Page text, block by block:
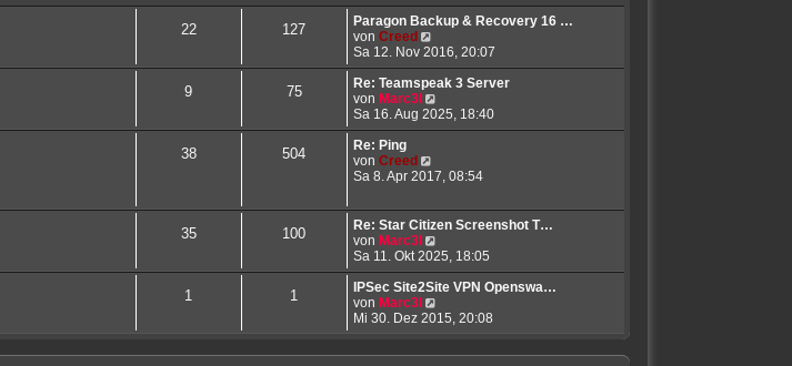
22 127
Paragon Backup & Recovery 16 …
von Creed
e
u
e
s
t
e
e
t
r
a
g
Sa 12. Nov 2016, 20:07
9 75
Re: Teamspeak 3 Server
von Marc3l
e
u
t
r
B
i
t
r
g
Sa 16. Aug 2025, 18:40
38 504
Re: Ping
von Creed
e
e
s
t
e
r
B
e
i
Sa 8. Apr 2017, 08:54
35 100
Re: Star Citizen Screenshot T…
von Marc3l
e
u
e
t
Sa 11. Okt 2025, 18:05
1 1
IPSec Site2Site VPN Openswa…
von Marc3l
e
Mi 30. Dez 2015, 20:08